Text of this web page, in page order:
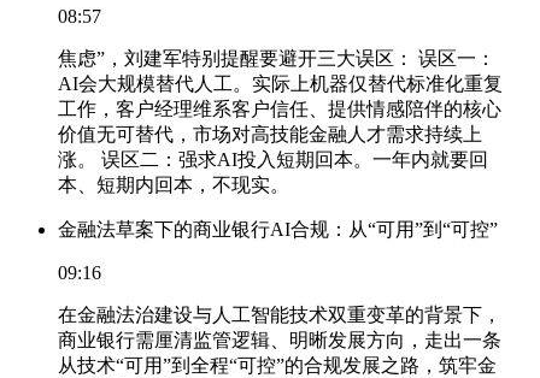
08:57
焦虑”，刘建军特别提醒要避开三大误区： 误区一：
AI会大规模替代人工。实际上机器仅替代标准化重复
工作，客户经理维系客户信任、提供情感陪伴的核心
价值无可替代，市场对高技能金融人才需求持续上
涨。 误区二：强求AI投入短期回本。一年内就要回
本、短期内回本，不现实。
金融法草案下的商业银行AI合规：从“可用”到“可控”
09:16
在金融法治建设与人工智能技术双重变革的背景下，
商业银行需厘清监管逻辑、明晰发展方向，走出一条
从技术“可用”到全程“可控”的合规发展之路，筑牢金